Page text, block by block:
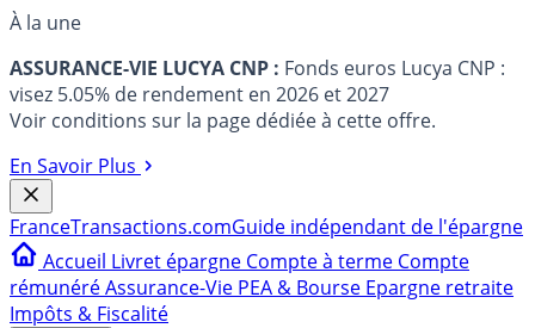
À la une
ASSURANCE-VIE LUCYA CNP : Fonds euros Lucya CNP :
visez 5.05% de rendement en 2026 et 2027
Voir conditions sur la page dédiée à cette offre.
En Savoir Plus
FranceTransactions.comGuide indépendant de l'épargne
Accueil Livret épargne Compte à terme Compte
rémunéréAssurance-Vie PEA & Bourse Epargne retraite
Impôts & Fiscalité